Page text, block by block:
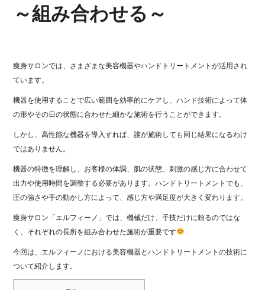
～組み合わせる～
痩身サロンでは、さまざまな美容機器やハンドトリートメントが活用され
ています。
機器を使用することで広い範囲を効率的にケアし、ハンド技術によって体
の形やその日の状態に合わせた細かな施術を行うことができます。
しかし、高性能な機器を導入すれば、誰が施術しても同じ結果になるわけ
ではありません。
機器の特徴を理解し、お客様の体調、肌の状態、刺激の感じ方に合わせて
出力や使用時間を調整する必要があります。ハンドトリートメントでも、
圧の強さや手の動かし方によって、感じ方や満足度が大きく変わります。
痩身サロン「エルフィーノ」では、機械だけ、手技だけに頼るのではな
く、それぞれの長所を組み合わせた施術が重要です
今回は、エルフィーノにおける美容機器とハンドトリートメントの技術に
ついて紹介します。